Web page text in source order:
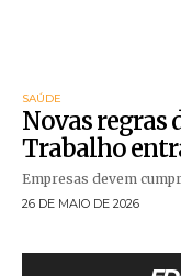
SAÚDE
Novas regras
Trabalho
Empresas devem
26 DE MAIO DE 2026